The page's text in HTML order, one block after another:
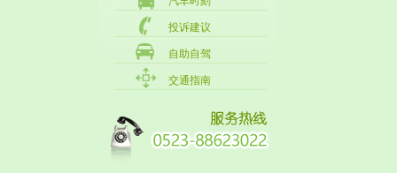
投诉建议
自助自驾
交通指南